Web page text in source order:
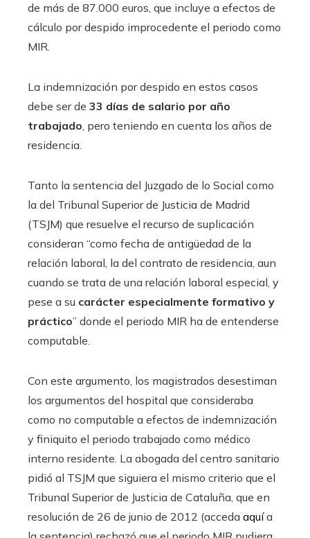
de más de 87.000 euros, que incluye a efectos de
cálculo por despido improcedente el periodo como
MIR.
La indemnización por despido en estos casos
debe ser de 33 días de salario por año
trabajado, pero teniendo en cuenta los años de
residencia.
Tanto la sentencia del Juzgado de lo Social como
la del Tribunal Superior de Justicia de Madrid
(TSJM) que resuelve el recurso de suplicación
consideran “como fecha de antigüedad de la
relación laboral, la del contrato de residencia, aun
cuando se trata de una relación laboral especial, y
pese a su carácter especialmente formativo y
práctico” donde el periodo MIR ha de entenderse
computable.
Con este argumento, los magistrados desestiman
los argumentos del hospital que consideraba
como no computable a efectos de indemnización
y finiquito el periodo trabajado como médico
interno residente. La abogada del centro sanitario
pidió al TSJM que siguiera el mismo criterio que el
Tribunal Superior de Justicia de Cataluña, que en
resolución de 26 de junio de 2012 (acceda aquía